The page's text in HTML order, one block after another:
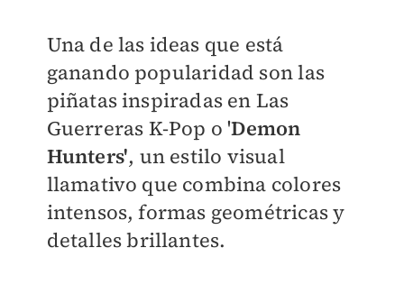
Una de las ideas que está
ganando popularidad son las
piñatas inspiradas en Las
Guerreras K-Pop o 'Demon
Hunters', un estilo visual
llamativo que combina colores
intensos, formas geométricas y
detalles brillantes.